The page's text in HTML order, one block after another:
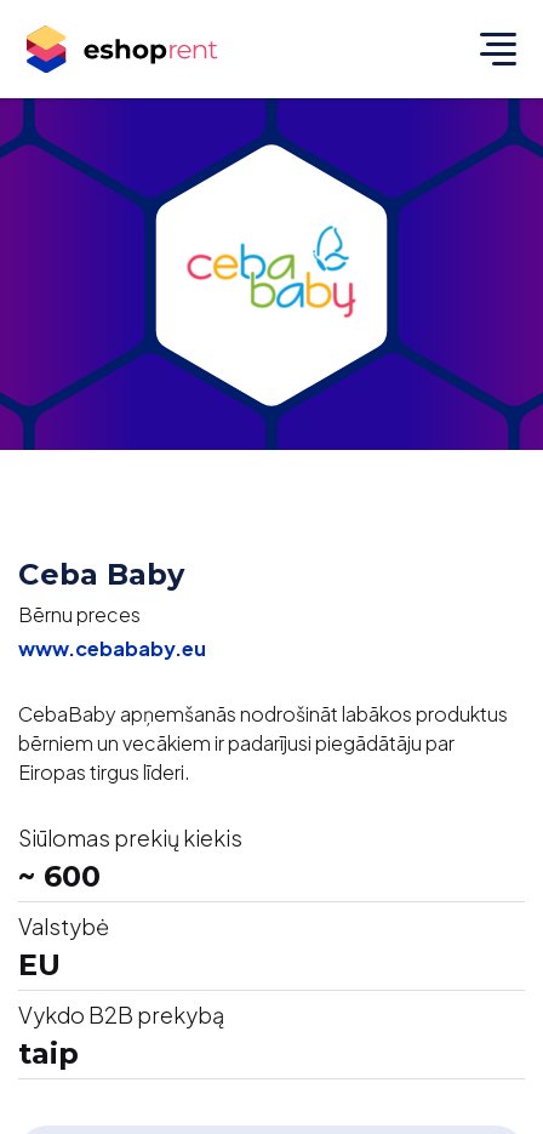
Ceba Baby
Bērnu preces
www.cebababy.eu
CebaBaby apņemšanās nodrošināt labākos produktus
bērniem un vecākiem ir padarījusi piegādātāju par
Eiropas tirgus līderi.
Siūlomas prekių kiekis
~ 600
Valstybė
EU
Vykdo B2B prekybą
taip